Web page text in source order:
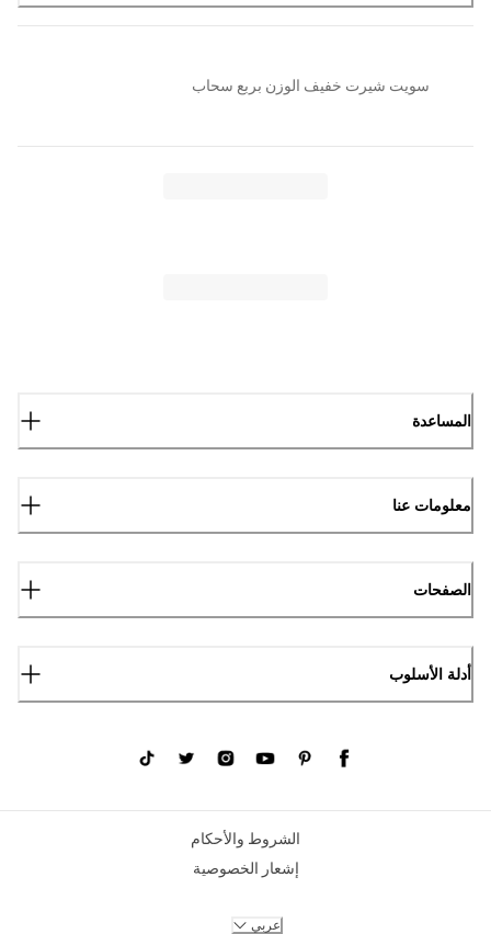
سويت شيرت خفيف الوزن بربع سحاب
المساعدة
معلومات عنا
الصفحات
أدلة الأسلوب
الشروط والأحكام
إشعار الخصوصية
عربي